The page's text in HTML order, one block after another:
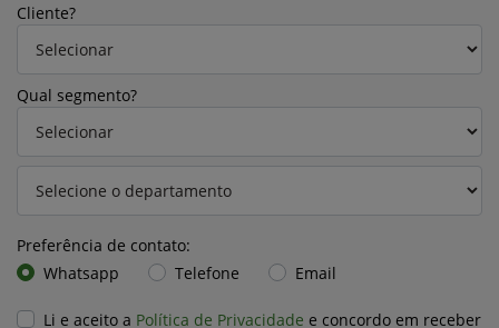
Cliente?
Qual segmento?
Preferência de contato:
Whatsapp
Telefone Email
Li e aceito a Política de Privacidade e concordo em receber